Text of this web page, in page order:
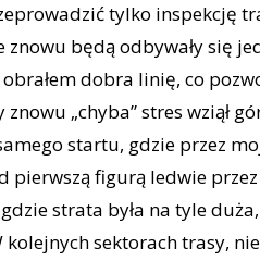
tylko inspekcję
będą odbywały się
dobra linię, co
„chyba” stres wziął
startu, gdzie przez
figurą ledwie przez
strata była na tyle
sektorach trasy,